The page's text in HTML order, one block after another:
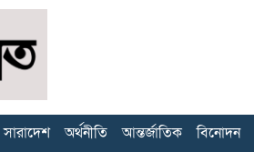
সারাদেশ অর্থনীতি আন্তর্জাতিক বিনোদন